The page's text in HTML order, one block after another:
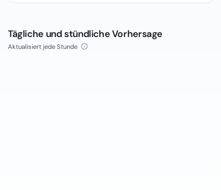
Tägliche und stündliche Vorhersage
Aktualisiert jede Stunde